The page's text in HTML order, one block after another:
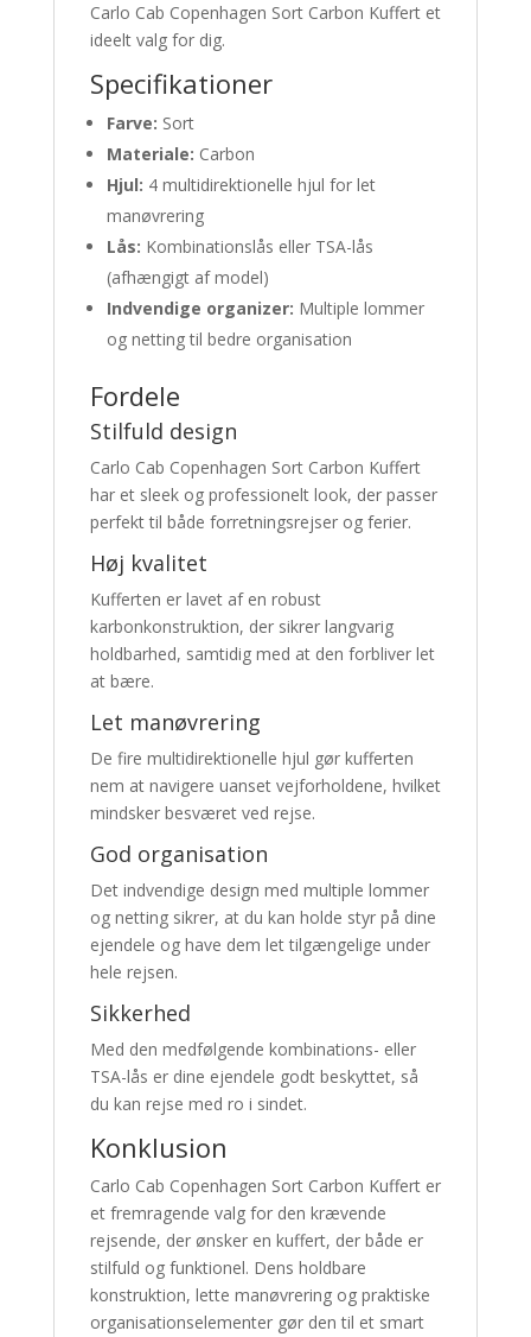
Carlo Cab Copenhagen Sort Carbon Kuffert et
ideelt valg for dig.
Specifikationer
Farve: Sort
Materiale: Carbon
Hjul: 4 multidirektionelle hjul for let
manøvrering
Lås: Kombinationslås eller TSA-lås
(afhængigt af model)
Indvendige organizer: Multiple lommer
og netting til bedre organisation
Fordele
Stilfuld design
Carlo Cab Copenhagen Sort Carbon Kuffert
har et sleek og professionelt look, der passer
perfekt til både forretningsrejser og ferier.
Høj kvalitet
Kufferten er lavet af en robust
karbonkonstruktion, der sikrer langvarig
holdbarhed, samtidig med at den forbliver let
at bære.
Let manøvrering
De fire multidirektionelle hjul gør kufferten
nem at navigere uanset vejforholdene, hvilket
mindsker besværet ved rejse.
God organisation
Det indvendige design med multiple lommer
og netting sikrer, at du kan holde styr på dine
ejendele og have dem let tilgængelige under
hele rejsen.
Sikkerhed
Med den medfølgende kombinations- eller
TSA-lås er dine ejendele godt beskyttet, så
du kan rejse med ro i sindet.
Konklusion
Carlo Cab Copenhagen Sort Carbon Kuffert er
et fremragende valg for den krævende
rejsende, der ønsker en kuffert, der både er
stilfuld og funktionel. Dens holdbare
konstruktion, lette manøvrering og praktiske
organisationselementer gør den til et smart